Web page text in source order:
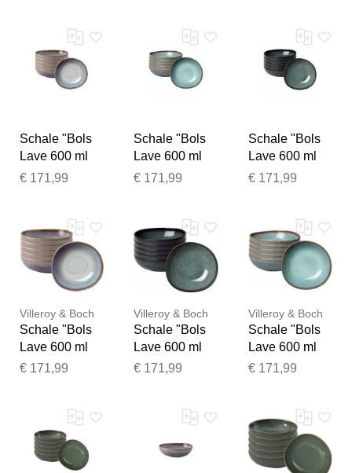
& BOCH,
Schüsseln,
Schale
Schüsseln,
Schale
Schüsseln,
Schale
Schale "Bols
Lave 600 ml
6er Set",
& BOCH,
Schüsseln,
Schale
€ 171,99
Schale "Bols
Lave 600 ml
6er Set", blau
& BOCH,
Schüsseln,
Schale
€ 171,99
Schale "Bols
Lave 600 ml
6er Set", grau
& BOCH,
Schüsseln,
Schale
€ 171,99
Villeroy & Boch
Schale "Bols
Lave 600 ml
6er Set",
& BOCH,
Schüsseln,
Schale
€ 171,99
Villeroy & Boch
Schale "Bols
Lave 600 ml
6er Set", grau
& BOCH,
Schale
€ 171,99
Villeroy & Boch
Schale "Bols
Lave 600 ml
6er Set", blau
& BOCH,
Schüsseln,
Schale
€ 171,99
Ihr Feedback wird nun vor
der Veröffentlichung von
unserem Team geprüft.